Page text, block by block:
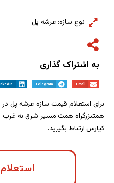
نوع سازه: عرشه پل
به اشتراک گذاری
Email
Telegram
برای استعلام قیمت سازه عرشه پل در
همتبزرگراه همت مسیر شرق به غرب
کیارس ارتباط بگیرید.